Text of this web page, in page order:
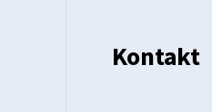
Kontakt